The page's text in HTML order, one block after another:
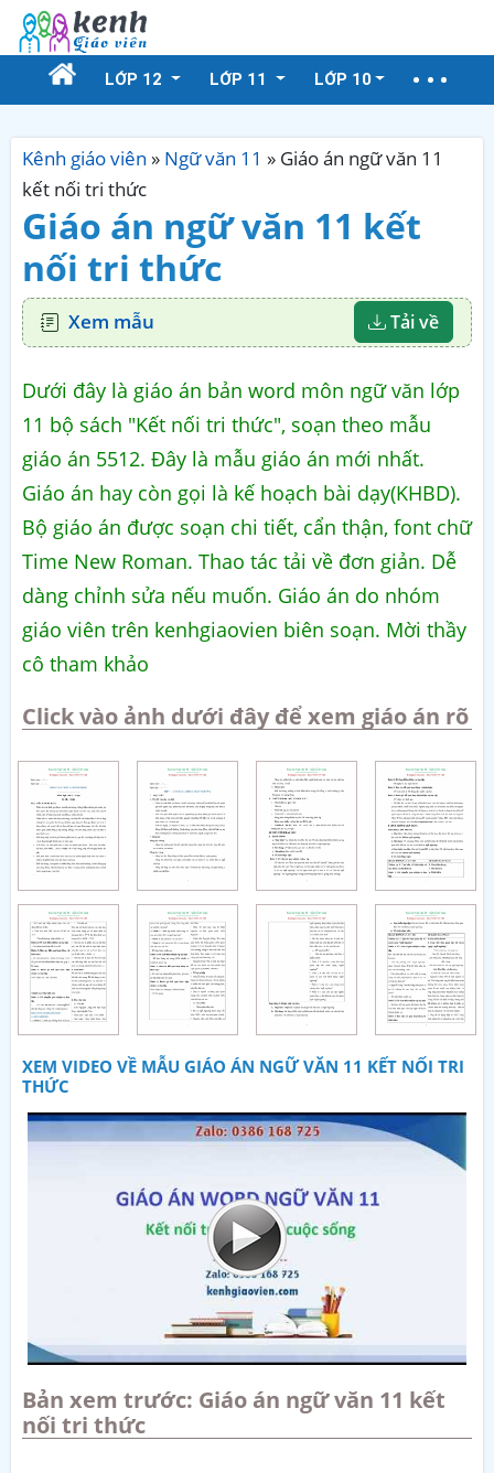
LỚP 12 LỚP 11 LỚP 10
Kênh giáo viên » Ngữ văn 11 » Giáo án ngữ văn 11
kết nối tri thức
Giáo án ngữ văn 11 kết
nối tri thức
Xem mẫu Tải về
Dưới đây là giáo án bản word môn ngữ văn lớp
11 bộ sách "Kết nối tri thức", soạn theo mẫu
giáo án 5512. Đây là mẫu giáo án mới nhất.
Giáo án hay còn gọi là kế hoạch bài dạy(KHBD).
Bộ giáo án được soạn chi tiết, cẩn thận, font chữ
Time New Roman. Thao tác tải về đơn giản. Dễ
dàng chỉnh sửa nếu muốn. Giáo án do nhóm
giáo viên trên kenhgiaovien biên soạn. Mời thầy
cô tham khảo
Click vào ảnh dưới đây để xem giáo án rõ
XEM VIDEO VỀ MẪU GIÁO ÁN NGỮ VĂN 11 KẾT NỐI TRI
THỨC
Bản xem trước: Giáo án ngữ văn 11 kết
nối tri thức